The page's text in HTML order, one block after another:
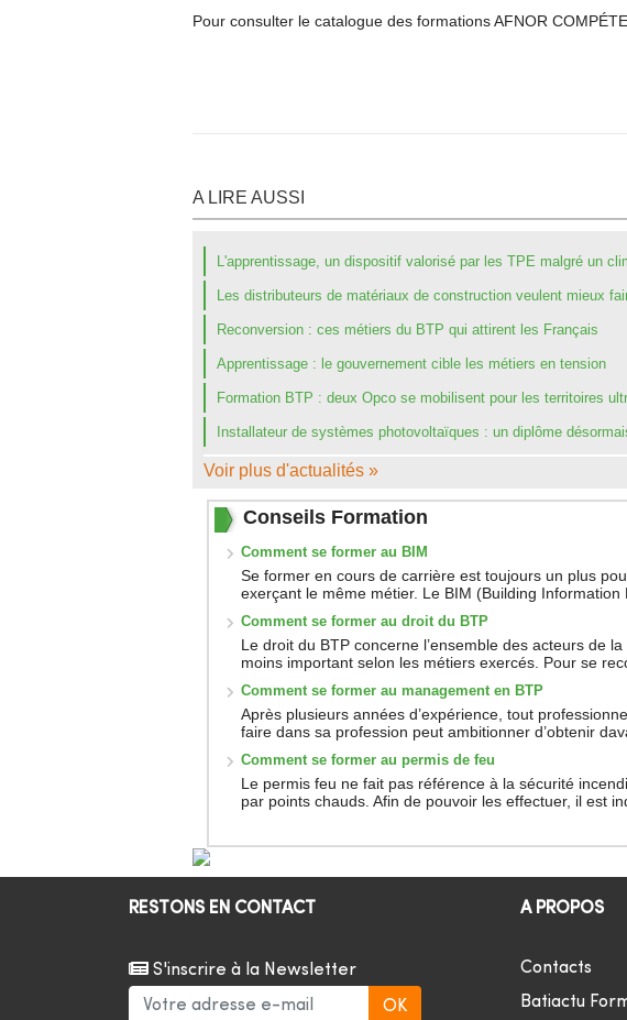
Pour consulter le catalogue des formations AFNOR
A LIRE AUSSI
L'apprentissage, un dispositif valorisé par les TPE malgré un
Les distributeurs de matériaux de construction veulent mieux
Reconversion : ces métiers du BTP qui attirent les Français
Apprentissage : le gouvernement cible les métiers en tension
Formation BTP : deux Opco se mobilisent pour les territoires
Installateur de systèmes photovoltaïques : un diplôme
Voir plus d'actualités »
Conseils Formation
Comment se former au BIM
Se former en cours de carrière est toujours un plus
exerçant le même métier. Le BIM (Building Information
Comment se former au droit du BTP
Le droit du BTP concerne l’ensemble des acteurs de
moins important selon les métiers exercés. Pour se
Comment se former au management en BTP
Après plusieurs années d’expérience, tout
faire dans sa profession peut ambitionner d’obtenir
Comment se former au permis de feu
Le permis feu ne fait pas référence à la sécurité
par points chauds. Afin de pouvoir les effectuer, il est
RESTONS EN CONTACT
S'inscrire à la Newsletter
A PROPOS
Contacts
Batiactu